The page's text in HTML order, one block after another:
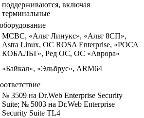
поддерживаются, включая
терминальные
МСВС, «Альт Линукс», «Альт 8СП»,
Astra Linux, ОС ROSA Enterprise, «РОСА
КОБАЛЬТ», Ред ОС, ОС «Аврора»
«Байкал», «Эльбрус», ARM64
№ 3509 на Dr.Web Enterprise Security
Suite; № 5003 на Dr.Web Enterprise
Security Suite TL4